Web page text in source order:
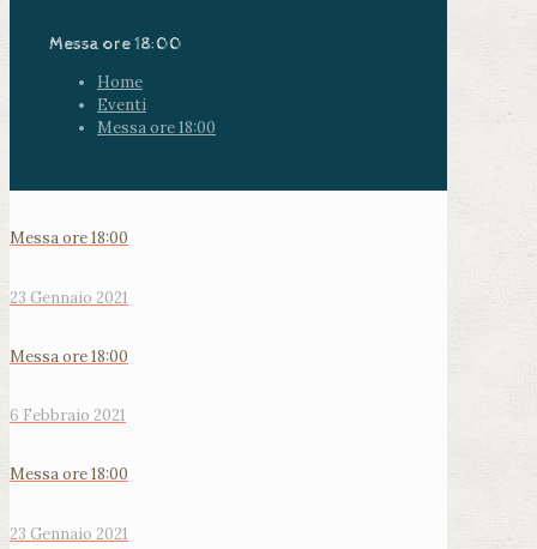
Messa ore 18:00
Home
Eventi
Messa ore 18:00
Messa ore 18:00
23 Gennaio 2021
Messa ore 18:00
6 Febbraio 2021
Messa ore 18:00
23 Gennaio 2021